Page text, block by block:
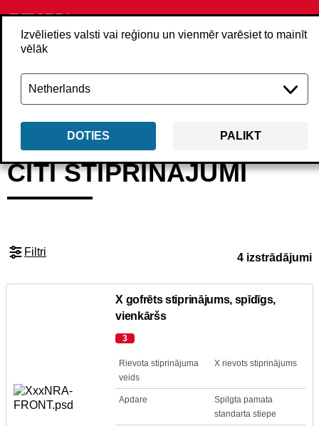
Izvēlieties valsti vai reģionu un vienmēr varēsiet to mainīt
vēlāk
DOTIES PALIKT
Atpakaļ Izstrādājumi Stiprinājumi
CITI STIPRINĀJUMI
Filtri 4 izstrādājumi
X gofrēts stiprinājums, spīdīgs,
vienkāršs
3
Rievota stiprinājuma
veids
X rievots stiprinājums
Apdare
Spilgta pamata
standarta stiepe